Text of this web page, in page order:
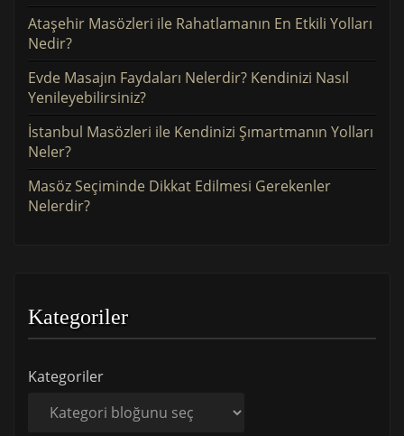
Ataşehir Masözleri ile Rahatlamanın En Etkili Yolları
Nedir?
Evde Masajın Faydaları Nelerdir? Kendinizi Nasıl
Yenileyebilirsiniz?
İstanbul Masözleri ile Kendinizi Şımartmanın Yolları
Neler?
Masöz Seçiminde Dikkat Edilmesi Gerekenler
Nelerdir?
Kategoriler
Kategoriler